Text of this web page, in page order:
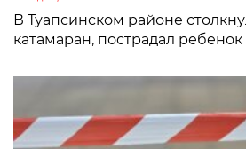
В Туапсинском районе
катамаран, пострадал ребенок